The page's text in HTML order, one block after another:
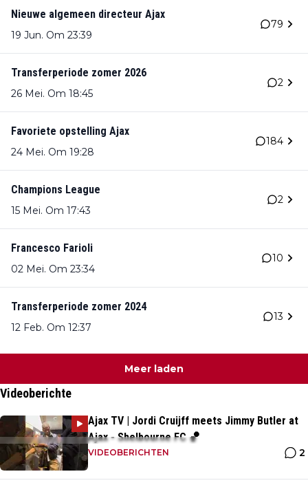
Nieuwe algemeen directeur Ajax
19 Jun. Om 23:39
79
Transferperiode zomer 2026
26 Mei. Om 18:45
2
Favoriete opstelling Ajax
24 Mei. Om 19:28
184
Champions League
15 Mei. Om 17:43
2
Francesco Farioli
02 Mei. Om 23:34
10
Transferperiode zomer 2024
12 Feb. Om 12:37
13
Meer laden
Videoberichte
Ajax TV | Jordi Cruijff meets Jimmy Butler at
Ajax - Shelbourne FC 🏀
VIDEOBERICHTEN 2